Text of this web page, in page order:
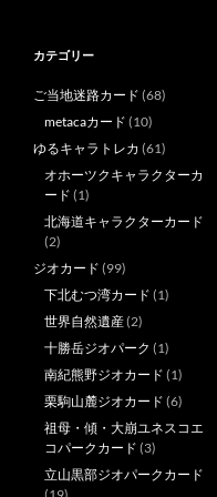
カテゴリー
ご当地迷路カード (68)
metacaカード (10)
ゆるキャラトレカ (61)
オホーツクキャラクターカ
ード (1)
北海道キャラクターカード
(2)
ジオカード (99)
下北むつ湾カード (1)
世界自然遺産(2)
十勝岳ジオパーク (1)
南紀熊野ジオカード (1)
栗駒山麓ジオカード (6)
祖母・傾・大崩ユネスコエ
コパークカード (3)
立山黒部ジオパークカード